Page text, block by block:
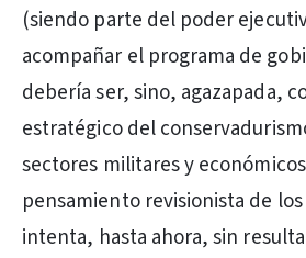
(siendo parte del poder
acompañar el programa de
debería ser, sino, agazapada,
estratégico del
sectores militares y
pensamiento revisionista de
intenta, hasta ahora, sin